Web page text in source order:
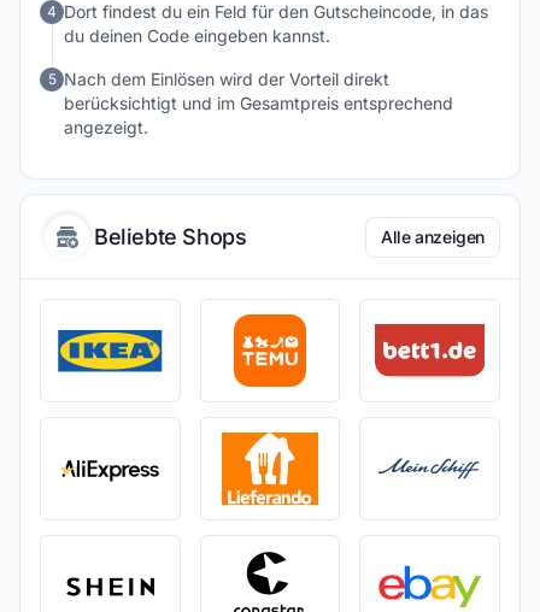
4 Dort findest du ein Feld für den Gutscheincode, in das
du deinen Code eingeben kannst.
5 Nach dem Einlösen wird der Vorteil direkt
berücksichtigt und im Gesamtpreis entsprechend
angezeigt.
Beliebte Shops Alle anzeigen